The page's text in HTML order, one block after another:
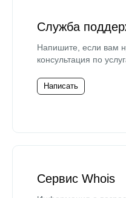
Служба
Напишите, если вам
консультация по
Написать
Сервис Whois